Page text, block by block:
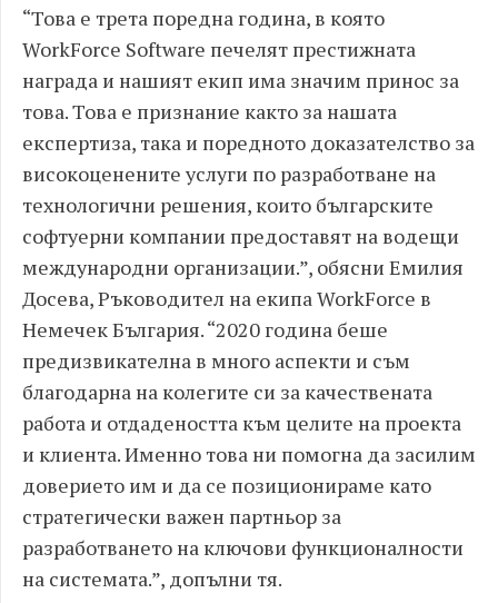
“Това е трета поредна година, в която
WorkForce Software печелят престижната
награда и нашият екип има значим принос за
това. Това е признание както за нашата
експертиза, така и поредното доказателство за
високоценените услуги по разработване на
технологични решения, които българските
софтуерни компании предоставят на водещи
международни организации.”, обясни Емилия
Досева, Ръководител на екипа WorkForce в
Немечек България. “2020 година беше
предизвикателна в много аспекти и съм
благодарна на колегите си за качествената
работа и отдадеността към целите на проекта
и клиента. Именно това ни помогна да засилим
доверието им и да се позиционираме като
стратегически важен партньор за
разработването на ключови функционалности
на системата.”, допълни тя.